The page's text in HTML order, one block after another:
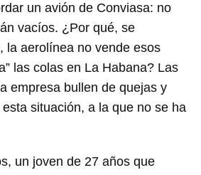
un avión de Conviasa: no
vacíos. ¿Por qué, se
la aerolínea no vende esos
las colas en La Habana? Las
empresa bullen de quejas y
situación, a la que no se ha
un joven de 27 años que